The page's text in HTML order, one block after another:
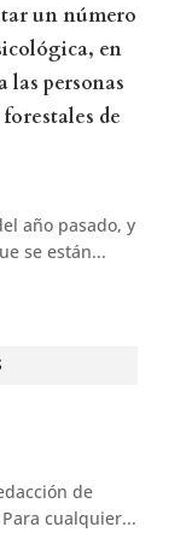
un número
en
las personas
de
año pasado, y
se están...
de
cualquier...